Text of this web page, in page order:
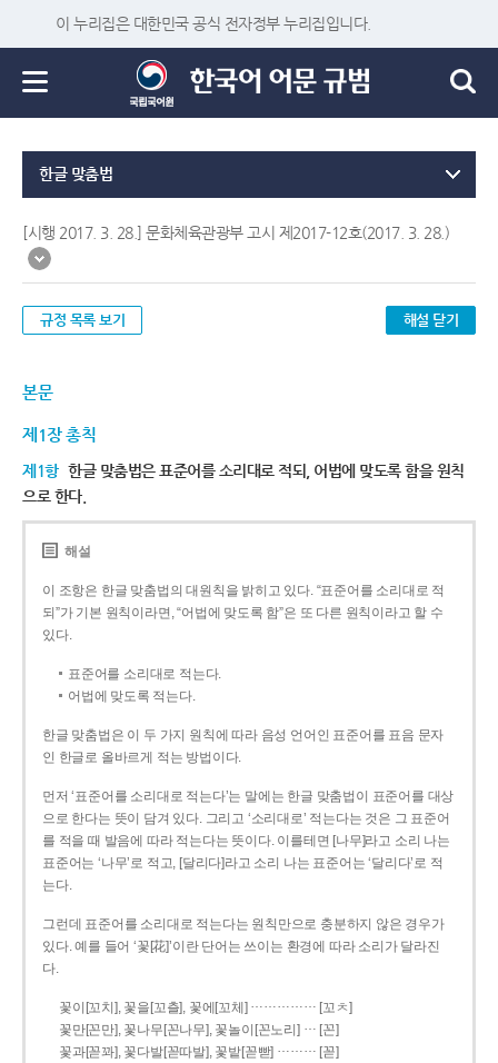
이 누리집은 대한민국 공식 전자정부 누리집입니다.
한글 맞춤법
[시행 2017. 3. 28.] 문화체육관광부 고시 제2017-12호(2017. 3. 28.)
규정 목록 보기 해설 닫기
본문
제1장 총칙
제1항 한글 맞춤법은 표준어를 소리대로 적되, 어법에 맞도록 함을 원칙
으로 한다.
해설
이 조항은 한글 맞춤법의 대원칙을 밝히고 있다. “표준어를 소리대로 적
되”가 기본 원칙이라면, “어법에 맞도록 함”은 또 다른 원칙이라고 할 수
있다.
표준어를 소리대로 적는다.
어법에 맞도록 적는다.
한글 맞춤법은 이 두 가지 원칙에 따라 음성 언어인 표준어를 표음 문자
인 한글로 올바르게 적는 방법이다.
먼저 ‘표준어를 소리대로 적는다’는 말에는 한글 맞춤법이 표준어를 대상
으로 한다는 뜻이 담겨 있다. 그리고 ‘소리대로’ 적는다는 것은 그 표준어
를 적을 때 발음에 따라 적는다는 뜻이다. 이를테면 [나무]라고 소리 나는
표준어는 ‘나무’로 적고, [달리다]라고 소리 나는 표준어는 ‘달리다’로 적
는다.
그런데 표준어를 소리대로 적는다는 원칙만으로 충분하지 않은 경우가
있다. 예를 들어 ‘꽃[花]’이란 단어는 쓰이는 환경에 따라 소리가 달라진
다.
꽃이[꼬치], 꽃을[꼬츨], 꽃에[꼬체] …………… [꼬ㅊ]
꽃만[꼰만], 꽃나무[꼰나무], 꽃놀이[꼰노리] … [꼰]
꽃과[꼳꽈], 꽃다발[꼳따발], 꽃밭[꼳빧] ……… [꼳]